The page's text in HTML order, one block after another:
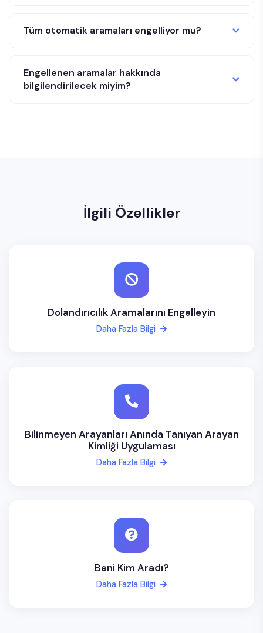
Tüm otomatik aramaları engelliyor mu?
Engellenen aramalar hakkında
bilgilendirilecek miyim?
İlgili Özellikler
Dolandırıcılık Aramalarını Engelleyin
Daha Fazla Bilgi
Bilinmeyen Arayanları Anında Tanıyan Arayan
Kimliği Uygulaması
Daha Fazla Bilgi
Beni Kim Aradı?
Daha Fazla Bilgi